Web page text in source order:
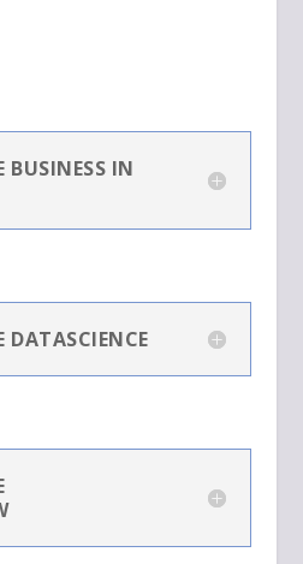
BUSINESS IN
DATASCIENCE